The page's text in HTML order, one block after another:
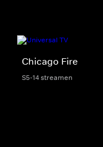
Chicago Fire
S5-14 streamen